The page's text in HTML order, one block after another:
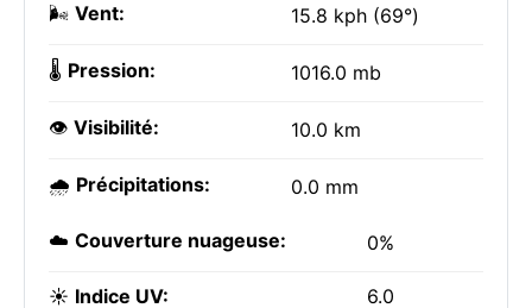
🌬️ Vent: 15.8 kph (69°)
🌡️ Pression: 1016.0 mb
👁️ Visibilité: 10.0 km
🌧️ Précipitations: 0.0 mm
☁️ Couverture nuageuse: 0%
☀️ Indice UV: 6.0